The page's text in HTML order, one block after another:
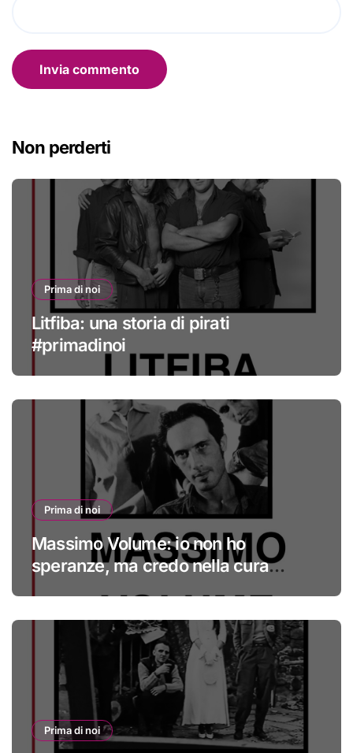
Non perderti
Prima di noi
Litfiba: una storia di pirati
#primadinoi
Prima di noi
Massimo Volume: io non ho
speranze, ma credo nella cura
Prima di noi